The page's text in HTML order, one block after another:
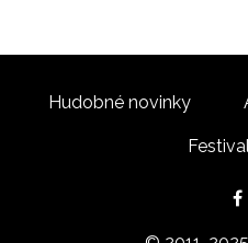
Hudobné novinky